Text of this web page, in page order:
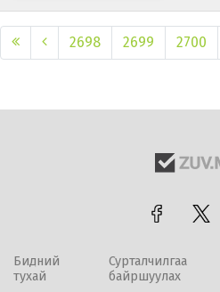
2698 2699 2700
Бидний
тухай
Сурталчилгаа
байршуулах